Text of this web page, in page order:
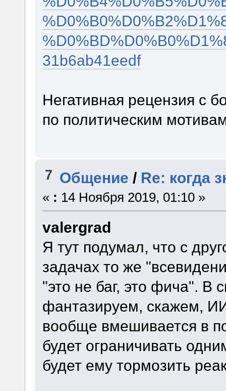
31b6ab41eedf
Негативная рецензия с
по политическим
7 Общение / Re: когда
« : 14 Ноября 2019, 01:10 »
valergrad
Я тут подумал, что с
задачах то же
"это не баг, это фича". В
фантазируем, скажем,
вообще вмешивается в
будет ограничивать
будет ему тормозить